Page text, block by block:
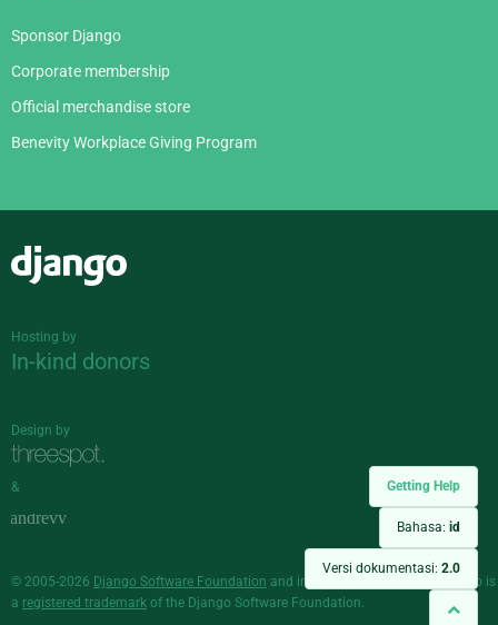
Getting Help
Bahasa: id
Versi dokumentasi: 2.0
Sponsor Django
Corporate membership
Official merchandise store
Benevity Workplace Giving Program
Hosting by
In-kind donors
Design by
&
© 2005-2026 Django Software Foundation and individual contributors. Django is
a registered trademark of the Django Software Foundation.